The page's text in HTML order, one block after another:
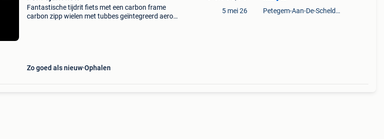
Fantastische tijdrit fiets met een carbon frame
carbon zipp wielen met tubbes geïntegreerd aero
Zo goed als nieuw Ophalen
5 mei 26 Petegem-Aan-De-Schelde + Deel Van Oudenaarde